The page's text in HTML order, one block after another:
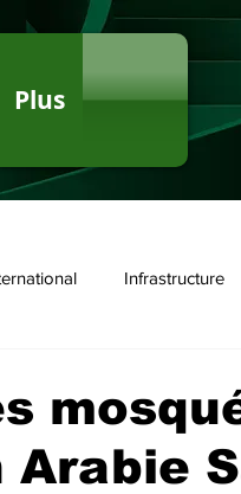
Plus
Infrastructure
Arabie